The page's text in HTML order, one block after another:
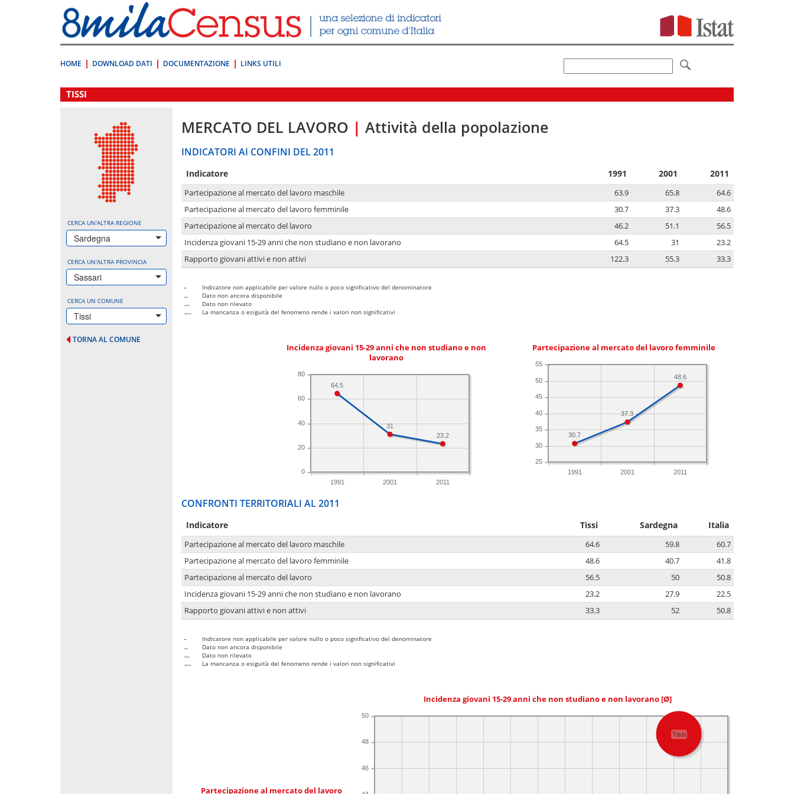
direttamente
a:
Contenuto
HOME DOWNLOAD DATI DOCUMENTAZIONE LINKS UTILI
.
TISSI
CERCA UN'ALTRA REGIONE
Sardegna
CERCA UN'ALTRA PROVINCIA
Sassari
CERCA UN COMUNE
Tissi
TORNA AL COMUNE
MERCATO DEL LAVORO | Attività della popolazione
INDICATORI AI CONFINI DEL 2011
Indicatore 1991 2001 2011
Partecipazione al mercato del lavoro maschile 63.9 65.8
64.6
Partecipazione al mercato del lavoro femminile
30.7 37.3
48.6
Partecipazione al mercato del lavoro
46.2 51.1
56.5
Incidenza giovani 15-29 anni che non studiano e non lavorano
64.5 31
23.2
Rapporto giovani attivi e non attivi
122.3 55.3 33.3
-
Indicatore non applicabile per valore nullo o poco significativo del denominatore
..
Dato non ancora disponibile
...
Dato non rilevato
....
La mancanza o esiguità del fenomeno rende i valori non significativi
Incidenza giovani 15-29 anni che non studiano e non
lavorano
1991 2001 2011
0
20
40
60
80
23.2
31
64.5
Partecipazione al mercato del lavoro femminile
1991 2001 2011
25
30
35
40
45
50
55
48.6
37.3
30.7
CONFRONTI TERRITORIALI AL 2011
Indicatore Tissi Sardegna Italia
Partecipazione al mercato del lavoro maschile 64.6 59.8
60.7
Partecipazione al mercato del lavoro femminile
48.6 40.7
41.8
Partecipazione al mercato del lavoro
56.5 50
50.8
Incidenza giovani 15-29 anni che non studiano e non lavorano
23.2 27.9
22.5
Rapporto giovani attivi e non attivi
33.3 52 50.8
-
Indicatore non applicabile per valore nullo o poco significativo del denominatore
..
Dato non ancora disponibile
...
Dato non rilevato
....
La mancanza o esiguità del fenomeno rende i valori non significativi
Incidenza giovani 15-29 anni che non studiano e non lavorano [Ø]
Partecipazione al mercato del lavoro
46
48
50
Tissi